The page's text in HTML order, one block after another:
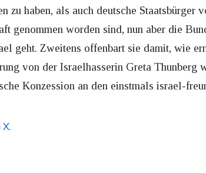
zu haben, als auch deutsche Staatsbürger
genommen worden sind, nun aber die
geht. Zweitens offenbart sie damit, wie
von der Israelhasserin Greta Thunberg
Konzession an den einstmals israel-
X